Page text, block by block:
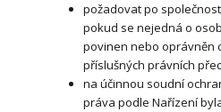
požadovat po
pokud se nejedná o
povinen nebo oprávněn
příslušných právních
na účinnou soudní
práva podle Nařízení